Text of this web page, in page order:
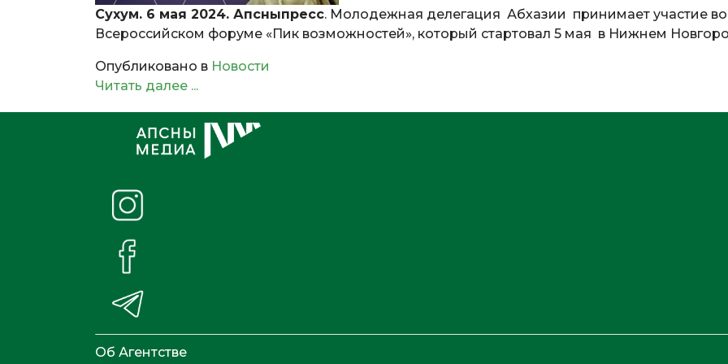
Сухум. 6 мая 2024. Апсныпресс. Молодежная делегация Абхазии принимает участие во
Всероссийском форуме «Пик возможностей», который стартовал 5 мая в Нижнем
Опубликовано в Новости
Читать далее ...
Об Агентстве